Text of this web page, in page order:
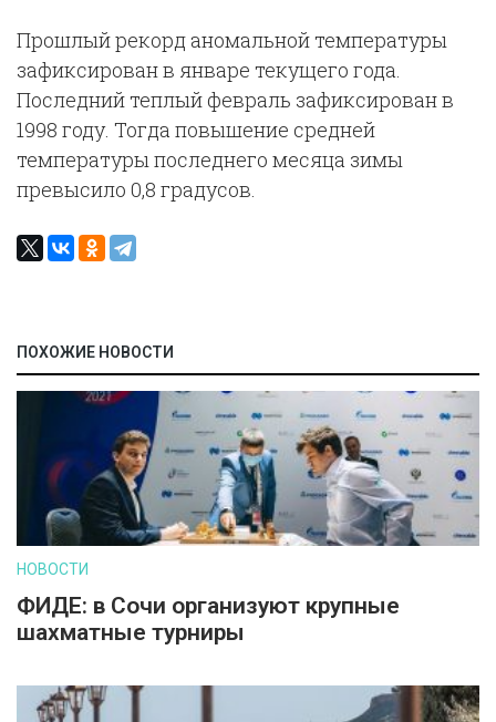
Прошлый рекорд аномальной температуры
зафиксирован в январе текущего года.
Последний теплый февраль зафиксирован в
1998 году. Тогда повышение средней
температуры последнего месяца зимы
превысило 0,8 градусов.
ПОХОЖИЕ НОВОСТИ
НОВОСТИ
ФИДЕ: в Сочи организуют крупные
шахматные турниры